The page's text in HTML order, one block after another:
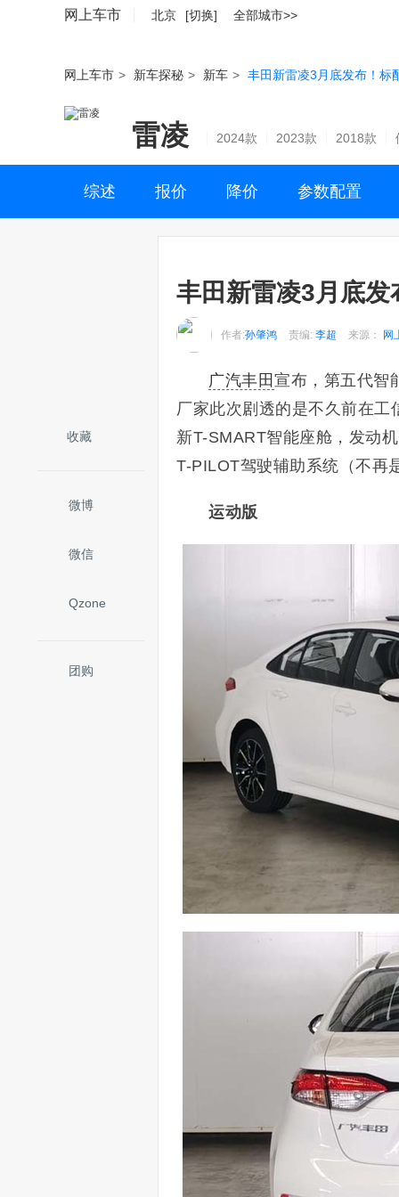
网上车市 北京 [切换] 全部城市>>
网上车市 > 新车探秘 > 新车 > 丰田新雷凌3月底发布！标
雷凌 2024款 2023款 2018款
综述 报价 降价 参数配置
收藏
微博
微信
Qzone
团购
丰田新雷凌3月底
作者:孙肇鸿 责编: 李超 来源： 网
广汽丰田 宣布，第五代智
厂家此次剧透的是不久前在
新T-SMART智能座舱，发动
T-PILOT驾驶辅助系统（不再
运动版